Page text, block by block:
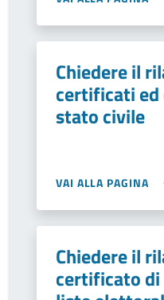
Chiedere il
certificati
stato civile
VAI ALLA PAGINA
Chiedere il
certificato